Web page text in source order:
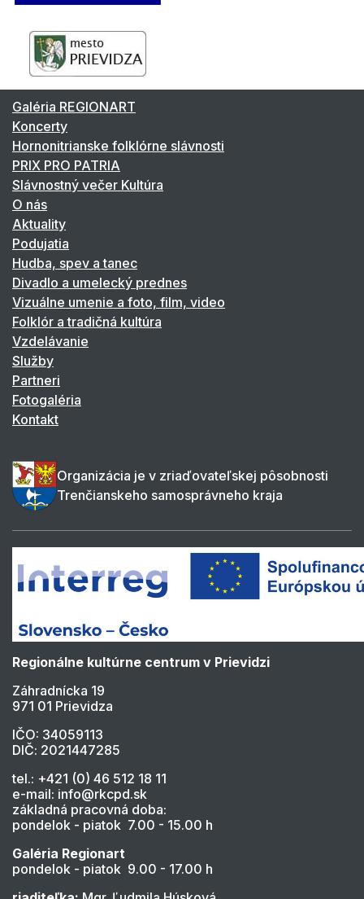
Galéria REGIONART
Koncerty
Hornonitrianske folklórne slávnosti
PRIX PRO PATRIA
Slávnostný večer Kultúra
O nás
Aktuality
Podujatia
Hudba, spev a tanec
Divadlo a umelecký prednes
Vizuálne umenie a foto, film, video
Folklór a tradičná kultúra
Vzdelávanie
Služby
Partneri
Fotogaléria
Kontakt
Organizácia je v zriaďovateľskej pôsobnosti
Trenčianskeho samosprávneho kraja
Regionálne kultúrne centrum v Prievidzi
Záhradnícka 19
971 01 Prievidza
IČO: 34059113
DIČ: 2021447285
tel.: +421 (0) 46 512 18 11
e-mail: info@rkcpd.sk
základná pracovná doba:
pondelok - piatok 7.00 - 15.00 h
Galéria Regionart
pondelok - piatok 9.00 - 17.00 h